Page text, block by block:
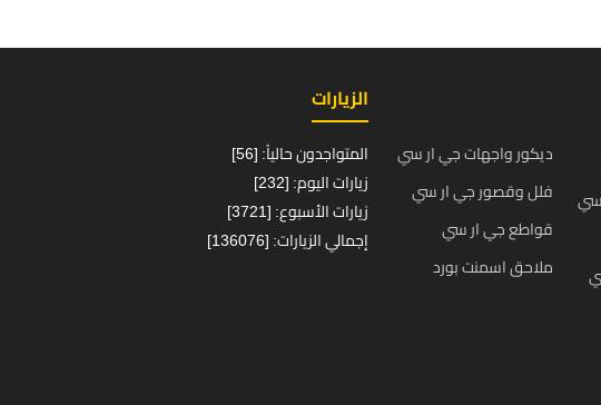
سي
ديكور واجهات جي ار سي
فلل وقصور جي ار سي
قواطع جي ار سي
ملاحق اسمنت بورد
الزيارات
المتواجدون حالياً: [56]
زيارات اليوم: [232]
زيارات الأسبوع: [3721]
إجمالي الزيارات: [136076]